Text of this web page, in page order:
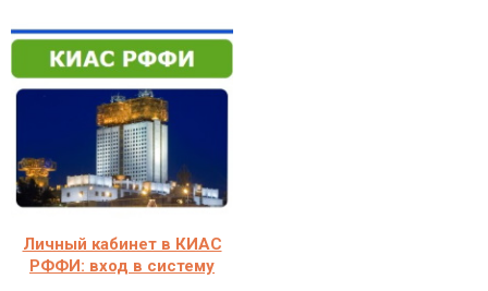
Личный кабинет в КИАС
РФФИ: вход в систему